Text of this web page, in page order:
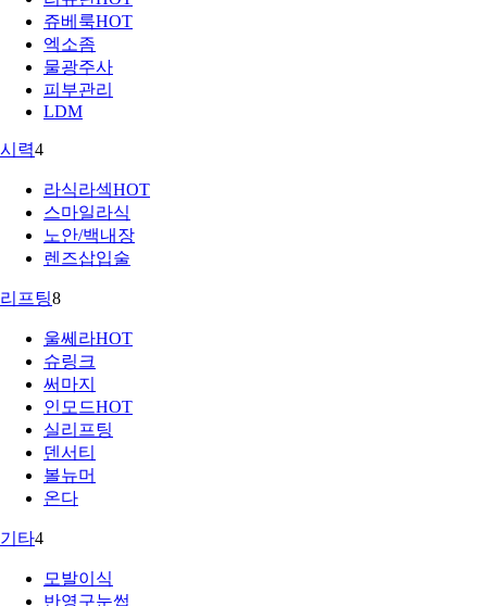
쥬베룩HOT
엑소좀
물광주사
피부관리
LDM
시력4
라식라섹HOT
스마일라식
노안/백내장
렌즈삽입술
리프팅8
울쎄라HOT
슈링크
써마지
인모드HOT
실리프팅
덴서티
볼뉴머
온다
기타4
모발이식
반영구눈썹